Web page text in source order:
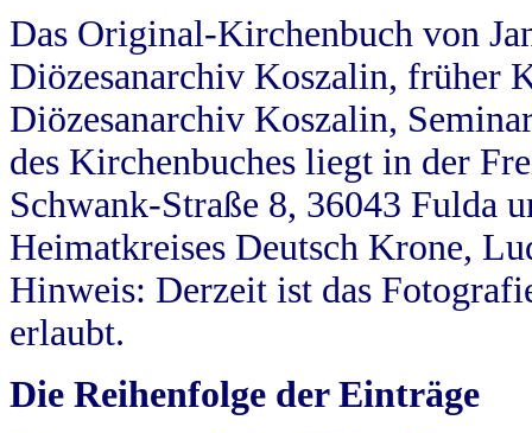
Das Original-Kirchenbuch von
Diözesanarchiv Koszalin, früher
Diözesanarchiv Koszalin,
des Kirchenbuches liegt in der
Schwank-Straße 8, 36043 Fulda
Heimatkreises Deutsch Krone,
Hinweis: Derzeit ist das
erlaubt.
Die Reihenfolge der Einträge